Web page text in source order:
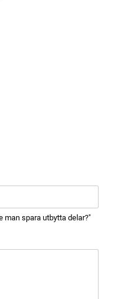
man spara utbytta delar?"